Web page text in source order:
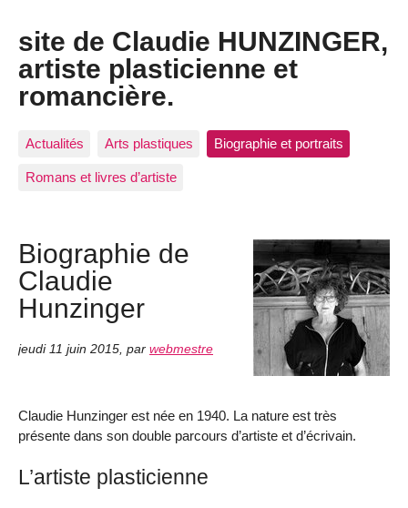
site de Claudie HUNZINGER,
artiste plasticienne et
romancière.
Actualités Arts plastiques Biographie et portraits
Romans et livres d’artiste
Biographie de
Claudie
Hunzinger
jeudi 11 juin 2015 par webmestre
Claudie Hunzinger est née en 1940. La nature est très
présente dans son double parcours d’artiste et d’écrivain.
L’artiste plasticienne